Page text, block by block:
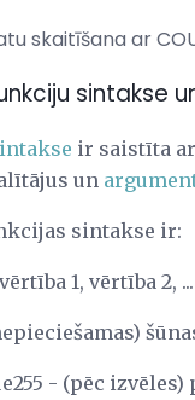
skaitīšana ar
sintakse
ir saistīta
un
sintakse ir:
1, vērtība 2,
- (pēc